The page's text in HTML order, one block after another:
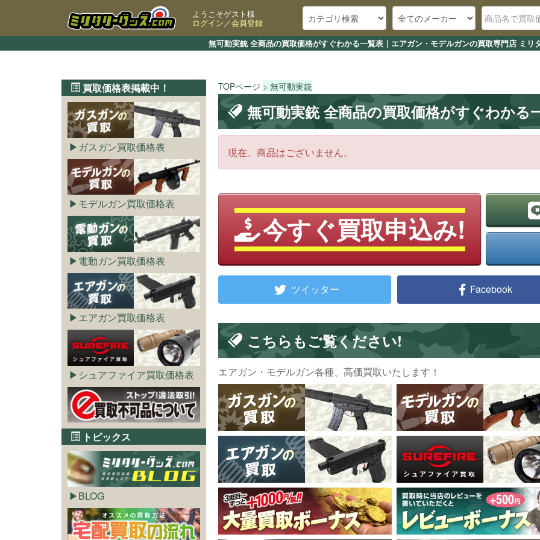
無可動実銃 全商品の買取価格がすぐわかる一覧表｜エアガン・モデルガンの買取専門店 ミリ
ようこそゲスト様
ログイン／会員登録
TOPページ 無可動実銃
無可動実銃 全商品の買取価格がすぐわかる
現在、商品はございません。
今すぐ買取申込み!
ツイッター Facebook
こちらもご覧ください!
エアガン・モデルガン各種、高価買取いたします！
買取価格表掲載中！
ガスガン買取価格表
モデルガン買取価格表
電動ガン買取価格表
エアガン買取価格表
シュアファイア買取価格表
トピックス
BLOG